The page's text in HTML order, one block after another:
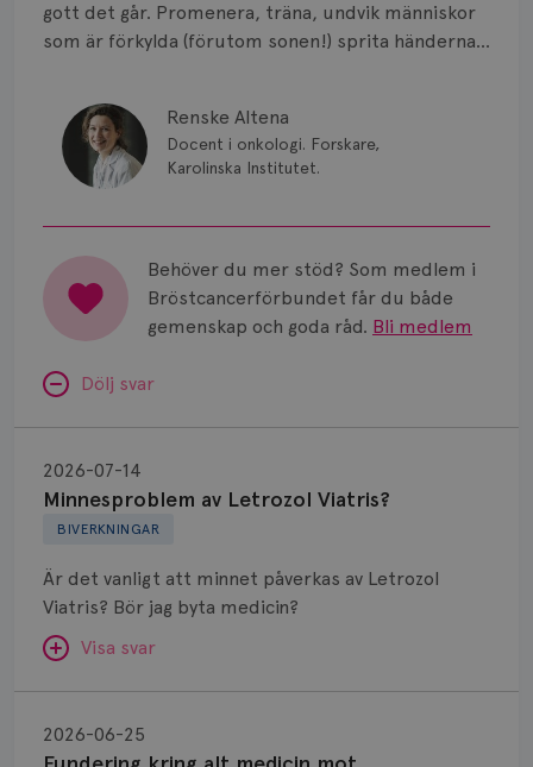
gott det går. Promenera, träna, undvik människor
som är förkylda (förutom sonen!) sprita händerna...
Renske Altena
Docent i onkologi. Forskare,
Karolinska Institutet.
Behöver du mer stöd? Som medlem i
Bröstcancerförbundet får du både
gemenskap och goda råd. Bli medlem
Dölj svar
BIVERKNINGAR
Minnesproblem av Letrozol Viatris?
2026-07-14
Är det vanligt att minnet påverkas av Letrozol
Viatris? Bör jag byta medicin?
Visa svar
SVAR:
Letrozol
Viatris?
2026-06-25
kring